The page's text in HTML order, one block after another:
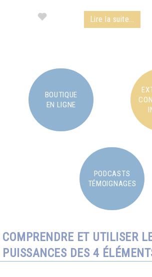
Lire la suite...
BOUTIQUE
EN LIGNE
PODCASTS
TÉMOIGNAGES
COMPRENDRE ET UTILISER
PUISSANCES DES 4